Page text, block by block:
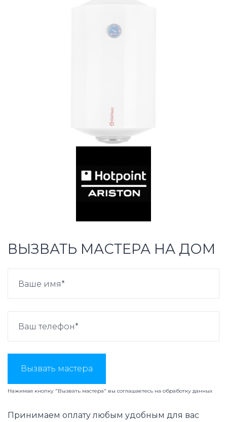
ВЫЗВАТЬ МАСТЕРА НА ДОМ
Вызвать мастера
Нажимая кнопку "Вызвать мастера" вы соглашаетесь на обработку данных
Принимаем оплату любым удобным для вас